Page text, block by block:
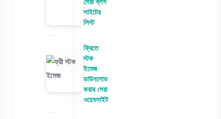
সাইটের
লিস্ট
ফ্রিতে
স্টক
ইমেজ
ডাউনলোড
করার সেরা
ওয়েবসাইট